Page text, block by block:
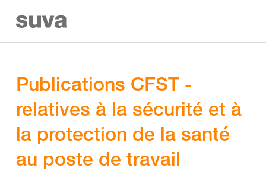
Publications CFST -
relatives à la sécurité et à
la protection de la santé
au poste de travail